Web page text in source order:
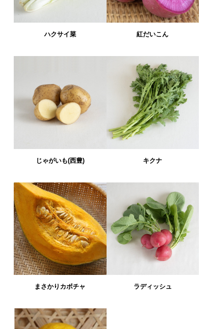
ハクサイ菜 紅だいこん
じゃがいも(西豊) キクナ
まさかりカボチャ ラディッシュ